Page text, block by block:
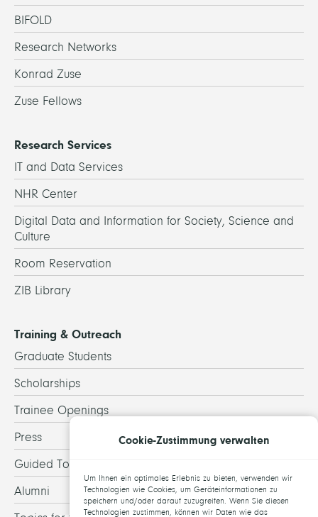
BIFOLD
Research Networks
Konrad Zuse
Zuse Fellows
Research Services
IT and Data Services
NHR Center
Digital Data and Information for Society, Science and
Culture
Room Reservation
ZIB Library
Training & Outreach
Graduate Students
Scholarships
Trainee Openings
Press
Guided Tours
Alumni
Cookie-Zustimmung verwalten
Um Ihnen ein optimales Erlebnis zu bieten, verwenden wir
Technologien wie Cookies, um Geräteinformationen zu
speichern und/oder darauf zuzugreifen. Wenn Sie diesen
Technologien zustimmen, können wir Daten wie das